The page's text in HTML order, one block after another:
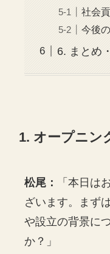
社会
今後
6. まとめ
1. オープニン
松尾：
「本日は
ざいます。まず
や設立の背景に
か？」